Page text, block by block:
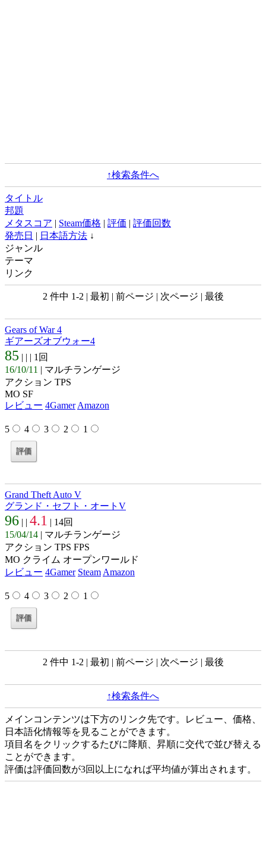
↑検索条件へ
タイトル
邦題
メタスコア | Steam価格 | 評価 | 評価回数
発売日 | 日本語方法 ↓
ジャンル
テーマ
リンク
2 件中 1-2 | 最初 | 前ページ | 次ページ | 最後
Gears of War 4
ギアーズオブウォー4
85 | | | 1回
16/10/11 | マルチランゲージ
アクション TPS
MO SF
レビュー 4Gamer Amazon
5 4 3 2 1
Grand Theft Auto V
グランド・セフト・オートV
96 | | 4.1 | 14回
15/04/14 | マルチランゲージ
アクション TPS FPS
MO クライム オープンワールド
レビュー 4Gamer Steam Amazon
5 4 3 2 1
2 件中 1-2 | 最初 | 前ページ | 次ページ | 最後
↑検索条件へ
メインコンテンツは下方のリンク先です。レビュー、価格、
日本語化情報等を見ることができます。
項目名をクリックするたびに降順、昇順に交代で並び替える
ことができます。
評価は評価回数が3回以上になれば平均値が算出されます。